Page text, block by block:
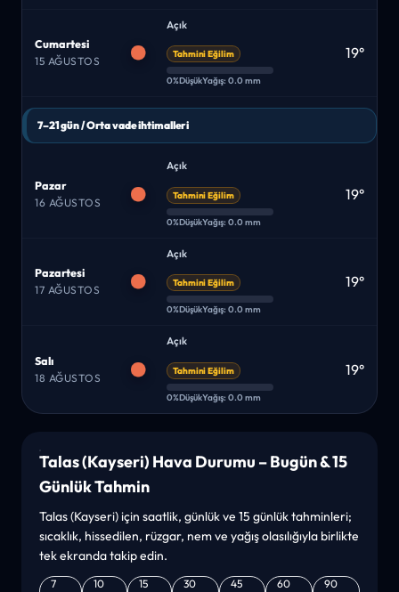
Cumartesi
15 AĞUSTOS
Açık
Tahmini Eğilim
0%DüşükYağış: 0.0 mm
19°
7–21 gün / Orta vade ihtimalleri
Pazar
16 AĞUSTOS
Açık
Tahmini Eğilim
0%DüşükYağış: 0.0 mm
19°
Pazartesi
17 AĞUSTOS
Açık
Tahmini Eğilim
0%DüşükYağış: 0.0 mm
19°
Salı
18 AĞUSTOS
Açık
Tahmini Eğilim
0%DüşükYağış: 0.0 mm
19°
Talas (Kayseri) Hava Durumu – Bugün & 15
Günlük Tahmin
Talas (Kayseri) için saatlik, günlük ve 15 günlük tahminleri;
sıcaklık, hissedilen, rüzgar, nem ve yağış olasılığıyla birlikte
tek ekranda takip edin.
7
10
15
30
45
60
90